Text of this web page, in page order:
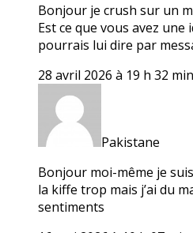
Bonjour je crush sur un
Est ce que vous avez une
pourrais lui dire par
28 avril 2026 à 19 h 32 min
Pakistane
Bonjour moi-même je
la kiffe trop mais j’ai du
sentiments